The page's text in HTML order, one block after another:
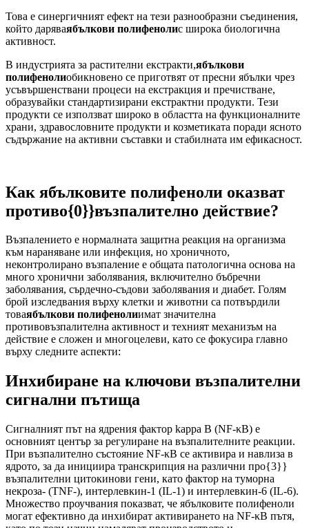
Това е синергичният ефект на тези разнообразни съединения,
който даряваябълкови полифенолис широка биологична
активност.
В индустрията за растителни екстракти,ябълкови
полифенолиобикновено се приготвят от пресни ябълки чрез
усъвършенствани процеси на екстракция и пречистване,
образувайки стандартизирани екстрактни продукти. Тези
продукти се използват широко в областта на функционалните
храни, здравословните продукти и козметиката поради ясното
съдържание на активни съставки и стабилната им ефикасност.
Как ябълковите полифеноли оказват
противо{0}}възпалително действие?
Възпалението е нормалната защитна реакция на организма
към нараняване или инфекция, но хроничното,
неконтролирано възпаление е общата патологична основа на
много хронични заболявания, включително бъбречни
заболявания, сърдечно-съдови заболявания и диабет. Голям
брой изследвания върху клетки и животни са потвърдили
товаябълкови полифенолиимат значителна
противовъзпалителна активност и техният механизъм на
действие е сложен и многоцелеви, като се фокусира главно
върху следните аспекти:
Инхибиране на ключови възпалителни
сигнални пътища
Сигналният път на ядрения фактор kappa B (NF-κB) е
основният център за регулиране на възпалителните реакции.
При възпалително състояние NF-κB се активира и навлиза в
ядрото, за да инициира транскрипция на различни про{3}}
възпалителни цитокинови гени, като фактор на туморна
некроза- (TNF-), интерлевкин-1 (IL-1) и интерлевкин-6 (IL-6).
Множество проучвания показват, че ябълковите полифеноли
могат ефективно да инхибират активирането на NF-κB пътя,